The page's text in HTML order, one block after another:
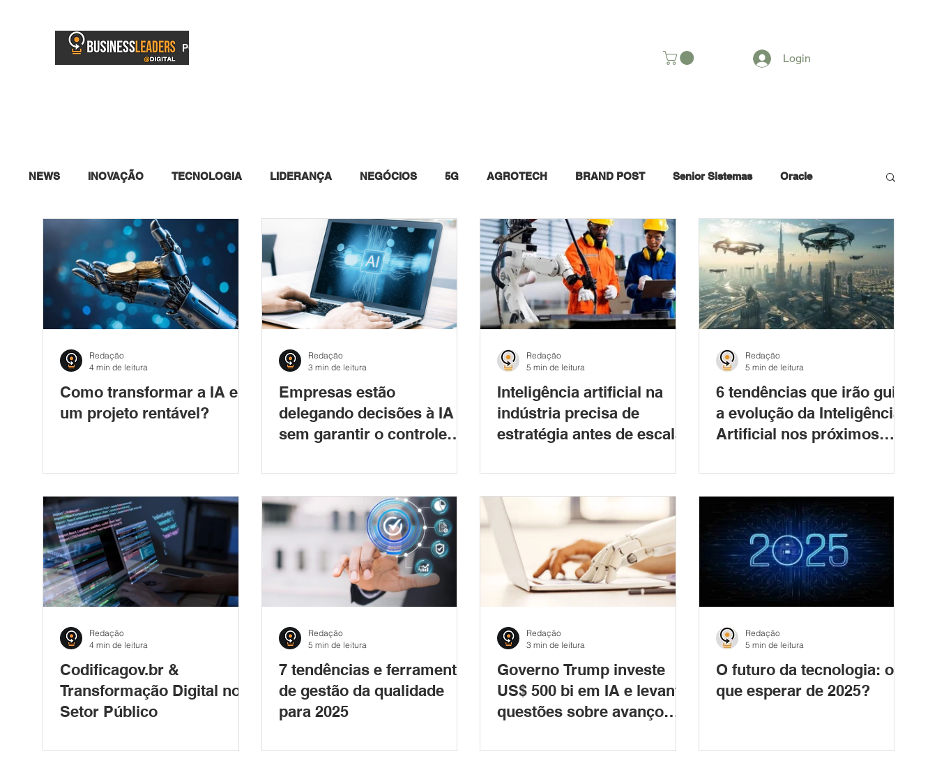
PORTAL
Login
NEWS INOVAÇÃO TECNOLOGIA LIDERANÇA NEGÓCIOS 5G AGROTECH BRAND POST Senior Sistemas Oracle
Como transformar a IA em
um projeto rentável?
Redação
4 min de leitura
Empresas estão
delegando decisões à IA
sem garantir o controle
Redação
3 min de leitura
Inteligência artificial na
indústria precisa de
estratégia antes de escala
Redação
5 min de leitura
6 tendências que irão guiar
a evolução da Inteligência
Artificial nos próximos
Redação
5 min de leitura
Codificagov.br &
Transformação Digital no
Setor Público
Redação
4 min de leitura
7 tendências e ferramentas
de gestão da qualidade
para 2025
Redação
5 min de leitura
Governo Trump investe
US$ 500 bi em IA e levanta
questões sobre avanço
geopolítico
Redação
3 min de leitura
O futuro da tecnologia: o
que esperar de 2025?
Redação
5 min de leitura